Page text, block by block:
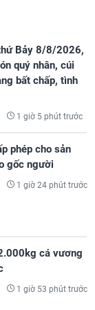
Bảy 8/8/2026,
quý nhân, cúi
bất chấp, tình
1 giờ 5 phút trước
phép cho sản
gốc người
1 giờ 24 phút trước
cá vương
1 giờ 53 phút trước